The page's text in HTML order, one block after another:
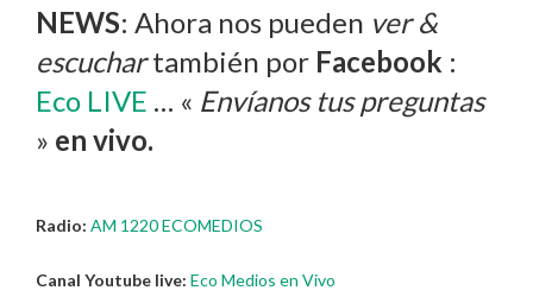
NEWS: Ahora nos pueden ver &
escuchartambién por Facebook :
Eco LIVE … « Envíanos tus preguntas
» en vivo.
Radio: AM 1220 ECOMEDIOS
Canal Youtube live: Eco Medios en Vivo